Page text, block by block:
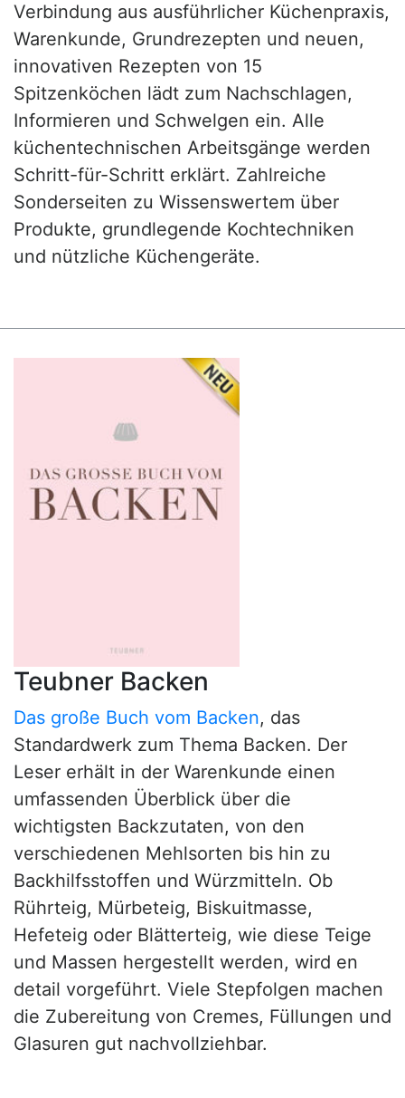
Verbindung aus ausführlicher Küchenpraxis,
Warenkunde, Grundrezepten und neuen,
innovativen Rezepten von 15
Spitzenköchen lädt zum Nachschlagen,
Informieren und Schwelgen ein. Alle
küchentechnischen Arbeitsgänge werden
Schritt-für-Schritt erklärt. Zahlreiche
Sonderseiten zu Wissenswertem über
Produkte, grundlegende Kochtechniken
und nützliche Küchengeräte.
Teubner Backen
Das große Buch vom Backen, das
Standardwerk zum Thema Backen. Der
Leser erhält in der Warenkunde einen
umfassenden Überblick über die
wichtigsten Backzutaten, von den
verschiedenen Mehlsorten bis hin zu
Backhilfsstoffen und Würzmitteln. Ob
Rührteig, Mürbeteig, Biskuitmasse,
Hefeteig oder Blätterteig, wie diese Teige
und Massen hergestellt werden, wird en
detail vorgeführt. Viele Stepfolgen machen
die Zubereitung von Cremes, Füllungen und
Glasuren gut nachvollziehbar.